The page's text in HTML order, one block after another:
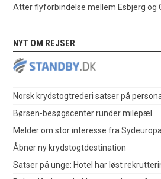
Atter flyforbindelse mellem Esbjerg og
NYT OM REJSER
Norsk krydstogtrederi satser på
Børsen-besøgscenter runder milepæl
Melder om stor interesse fra Sydeuropa
Åbner ny krydstogtdestination
Satser på unge: Hotel har løst